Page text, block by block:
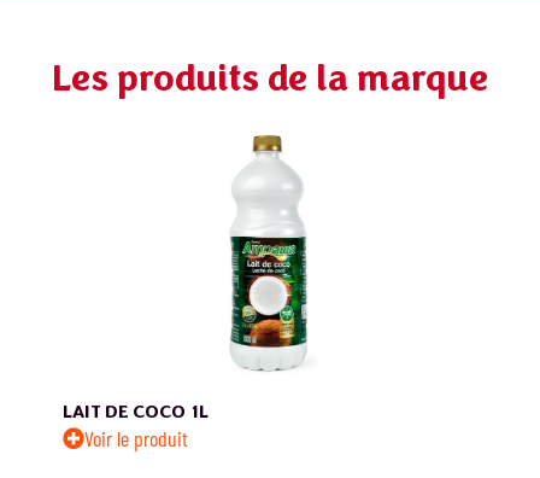
Les produits de la marque
LAIT DE COCO 1L
Voir le produit